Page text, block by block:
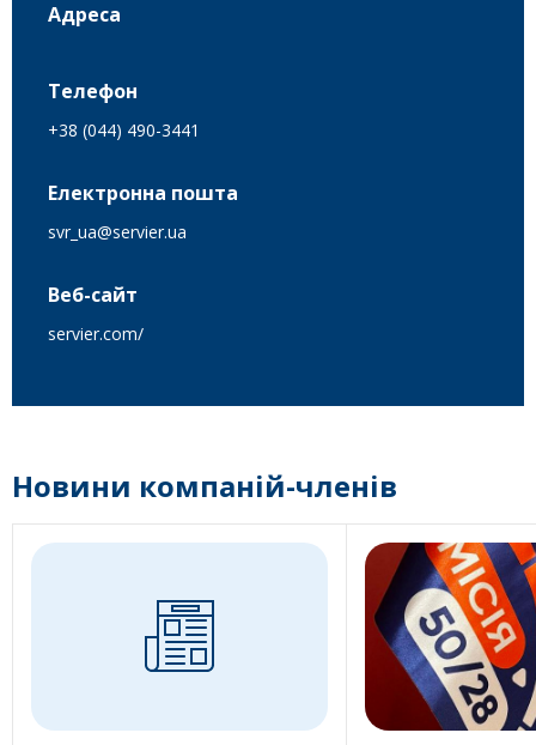
Адреса
Телефон
+38 (044) 490-3441
Електронна пошта
svr_ua@servier.ua
Веб-сайт
servier.com/
Новини компаній-членів